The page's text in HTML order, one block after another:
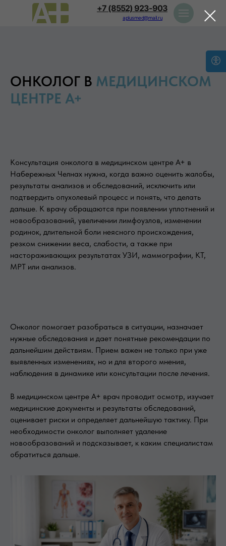
+7 (8552) 923-903
aplusmed@mail.ru
ОНКОЛОГ В МЕДИЦИНСКОМ
ЦЕНТРЕ А+
Консультация онколога в медицинском центре А+ в
Набережных Челнах нужна, когда важно оценить жалобы,
результаты анализов и обследований, исключить или
подтвердить опухолевый процесс и понять, что делать
дальше. К врачу обращаются при появлении уплотнений и
новообразований, увеличении лимфоузлов, изменении
родинок, длительной боли неясного происхождения,
резком снижении веса, слабости, а также при
настораживающих результатах УЗИ, маммографии, КТ,
МРТ или анализов.
Онколог помогает разобраться в ситуации, назначает
нужные обследования и дает понятные рекомендации по
дальнейшим действиям. Прием важен не только при уже
выявленных изменениях, но и для второго мнения,
наблюдения в динамике или консультации после лечения.
В медицинском центре А+ врач проводит осмотр, изучает
медицинские документы и результаты обследований,
оценивает риски и определяет дальнейшую тактику. При
необходимости онколог выполняет удаление
новообразований и подсказывает, к каким специалистам
обратиться дальше.